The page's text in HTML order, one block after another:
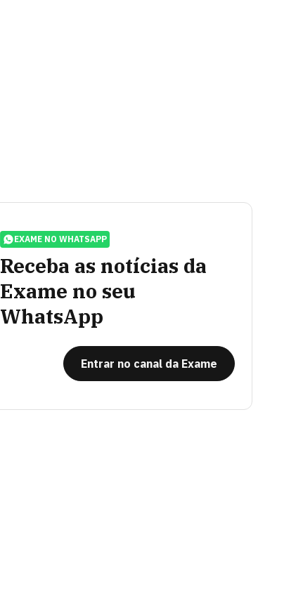
EXAME NO WHATSAPP
Receba as notícias da
Exame no seu
WhatsApp
Entrar no canal da Exame